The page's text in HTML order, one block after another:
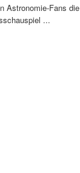
Astronomie-Fans die
...